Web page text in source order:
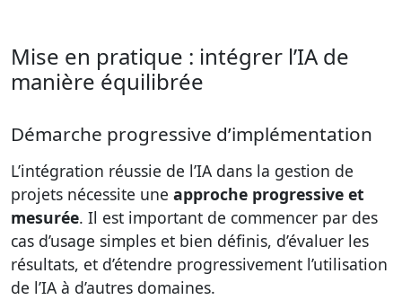
Mise en pratique : intégrer l’IA de
manière équilibrée
Démarche progressive d’implémentation
L’intégration réussie de l’IA dans la gestion de
projets nécessite une approche progressive et
mesurée. Il est important de commencer par des
cas d’usage simples et bien définis, d’évaluer les
résultats, et d’étendre progressivement l’utilisation
de l’IA à d’autres domaines.